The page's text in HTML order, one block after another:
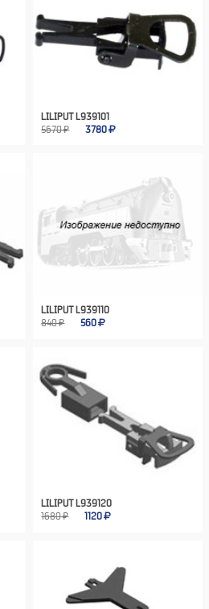
LILIPUT L939101
5670 ₽
3780
LILIPUT L939110
840 ₽
560
LILIPUT L939120
1680 ₽
1120